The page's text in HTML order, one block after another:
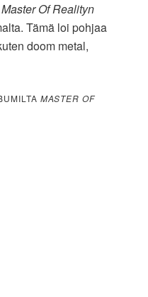
Master Of Realityn
Tämä loi pohjaa
doom metal,
MASTER OF